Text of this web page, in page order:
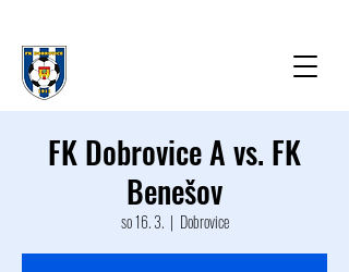
FK Dobrovice A vs. FK
Benešov
so 16. 3.
  |
Dobrovice